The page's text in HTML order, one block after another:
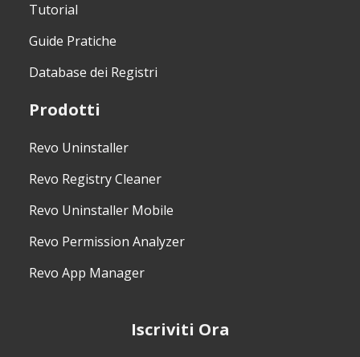
Tutorial
Guide Pratiche
Database dei Registri
Prodotti
Revo Uninstaller
Revo Registry Cleaner
Revo Uninstaller Mobile
Revo Permission Analyzer
Revo App Manager
Iscriviti Ora